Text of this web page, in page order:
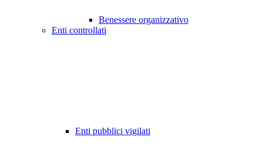
Benessere organizzativo
Enti controllati
Enti pubblici vigilati